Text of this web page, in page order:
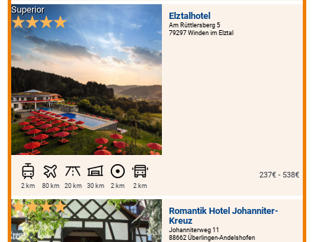
Elztalhotel
Am Rüttlersberg 5
79297 Winden im Elztal
Superior
2 km 80 km 20 km 30 km 2 km 2 km
237€ - 538€
Romantik Hotel Johanniter-
Kreuz
Johanniterweg 11
88662 Überlingen-Andelshofen